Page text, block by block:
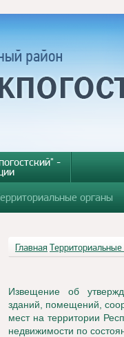
-
органы
Главная
Извещение об
зданий, помещений,
мест на территории
недвижимости по